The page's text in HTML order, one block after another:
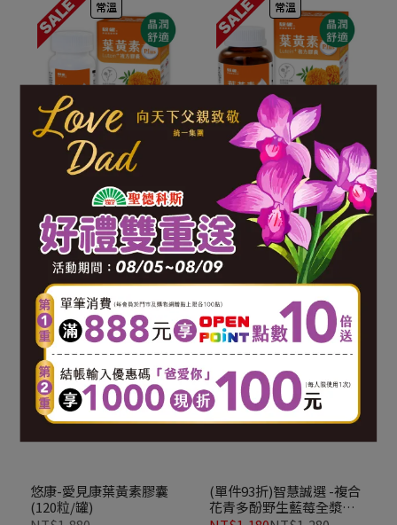
常溫
5入組．熱銷回饋6折
(5入組)統健-葉黃素Plus複
方膠囊(60粒/瓶)
NT$5,400NT$9,000
加入購物車
常溫
單品9折
統健-葉黃素Plus複方膠囊
(60粒/瓶)
NT$1,620NT$1,800
加入購物車
常溫
悠康-愛見康葉黃素膠囊
(120粒/罐)
常溫
(單件93折)智慧誠選 -複合
花青多酚野生藍莓全漿